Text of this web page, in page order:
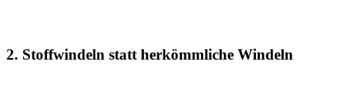
2. Stoffwindeln statt herkömmliche Windeln